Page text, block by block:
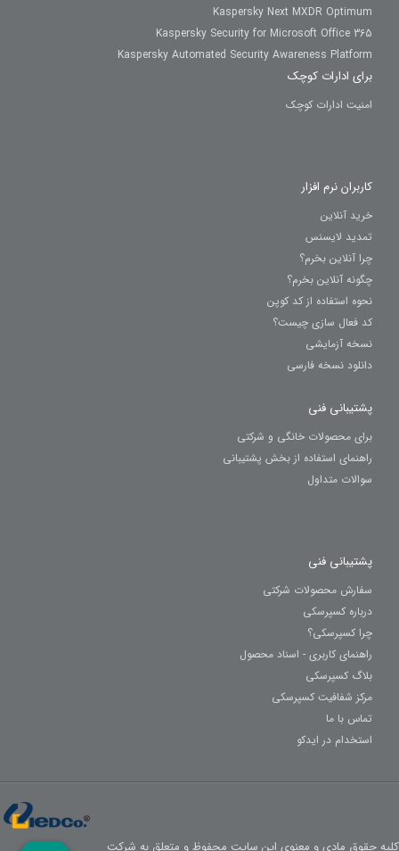
Kaspersky Next MXDR Optimum
Kaspersky Security for Microsoft Office 365
Kaspersky Automated Security Awareness Platform
برای ادارات کوچک
امنیت ادارات کوچک
کاربران نرم افزار
خرید آنلاین
تمدید لایسنس
چرا آنلاین بخرم؟
چگونه آنلاین بخرم؟
نحوه استفاده از کد کوپن
کد فعال سازی چیست؟
نسخه آزمایشی
دانلود نسخه فارسی
پشتیبانی فنی
برای محصولات خانگی و شرکتی
راهنمای استفاده از بخش پشتیبانی
سوالات متداول
پشتیبانی فنی
سفارش محصولات شرکتی
درباره کسپرسکی
چرا کسپرسکی؟
راهنمای کاربری - اسناد محصول
بلاگ کسپرسکی
مرکز شفافیت کسپرسکی
تماس با ما
استخدام در ایدکو
کلیه حقوق مادی و معنوی این سایت محفوظ و متعلق به شرکت